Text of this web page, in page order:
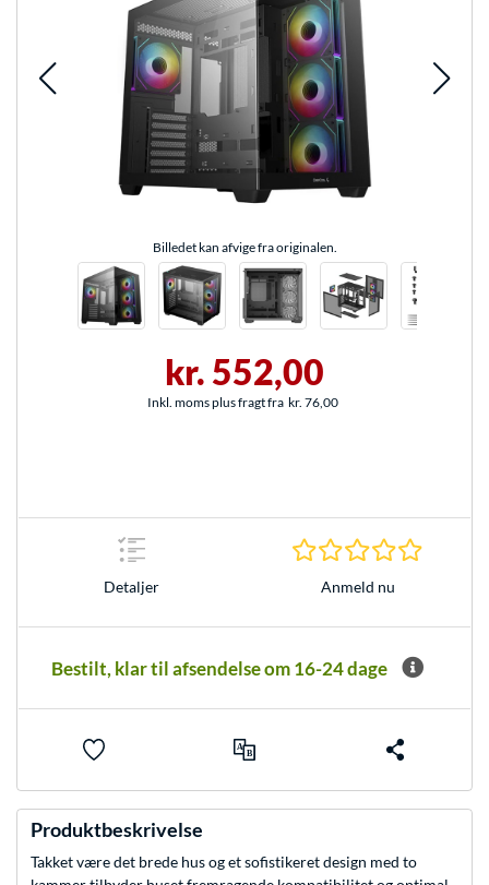
Billedet kan afvige fra originalen.
kr. 552,00
Inkl. moms plus fragt fra kr. 76,00
Detaljer Anmeld nu
Bestilt, klar til afsendelse om 16-24 dage
Produktbeskrivelse
Takket være det brede hus og et sofistikeret design med to